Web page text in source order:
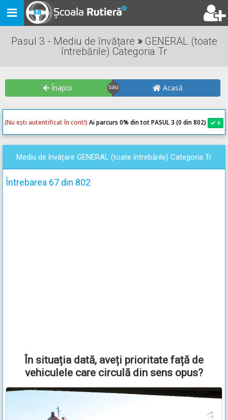
Toggle
navigation
Pasul 3 - Mediu de învățare »GENERAL (toate
întrebările) Categoria Tr
Înapoi Acasă
(Nu ești autentificat în cont!) Ai parcurs 0% din tot PASUL 3 (0 din 802) 0
Mediu de învățare GENERAL (toate întrebările) Categoria Tr
Întrebarea 67 din 802
În situația dată, aveți prioritate față de
vehiculele care circulă din sens opus?